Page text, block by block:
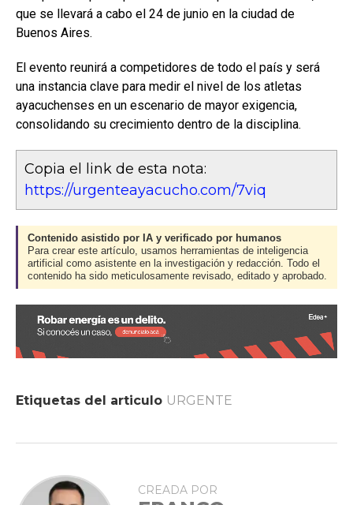
que se llevará a cabo el 24 de junio en la ciudad de
Buenos Aires.
El evento reunirá a competidores de todo el país y será
una instancia clave para medir el nivel de los atletas
ayacuchenses en un escenario de mayor exigencia,
consolidando su crecimiento dentro de la disciplina.
Copia el link de esta nota:
https://urgenteayacucho.com/7viq
Contenido asistido por IA y verificado por humanos
Para crear este artículo, usamos herramientas de inteligencia
artificial como asistente en la investigación y redacción. Todo el
contenido ha sido meticulosamente revisado, editado y aprobado.
Etiquetas del articulo URGENTE
CREADA POR